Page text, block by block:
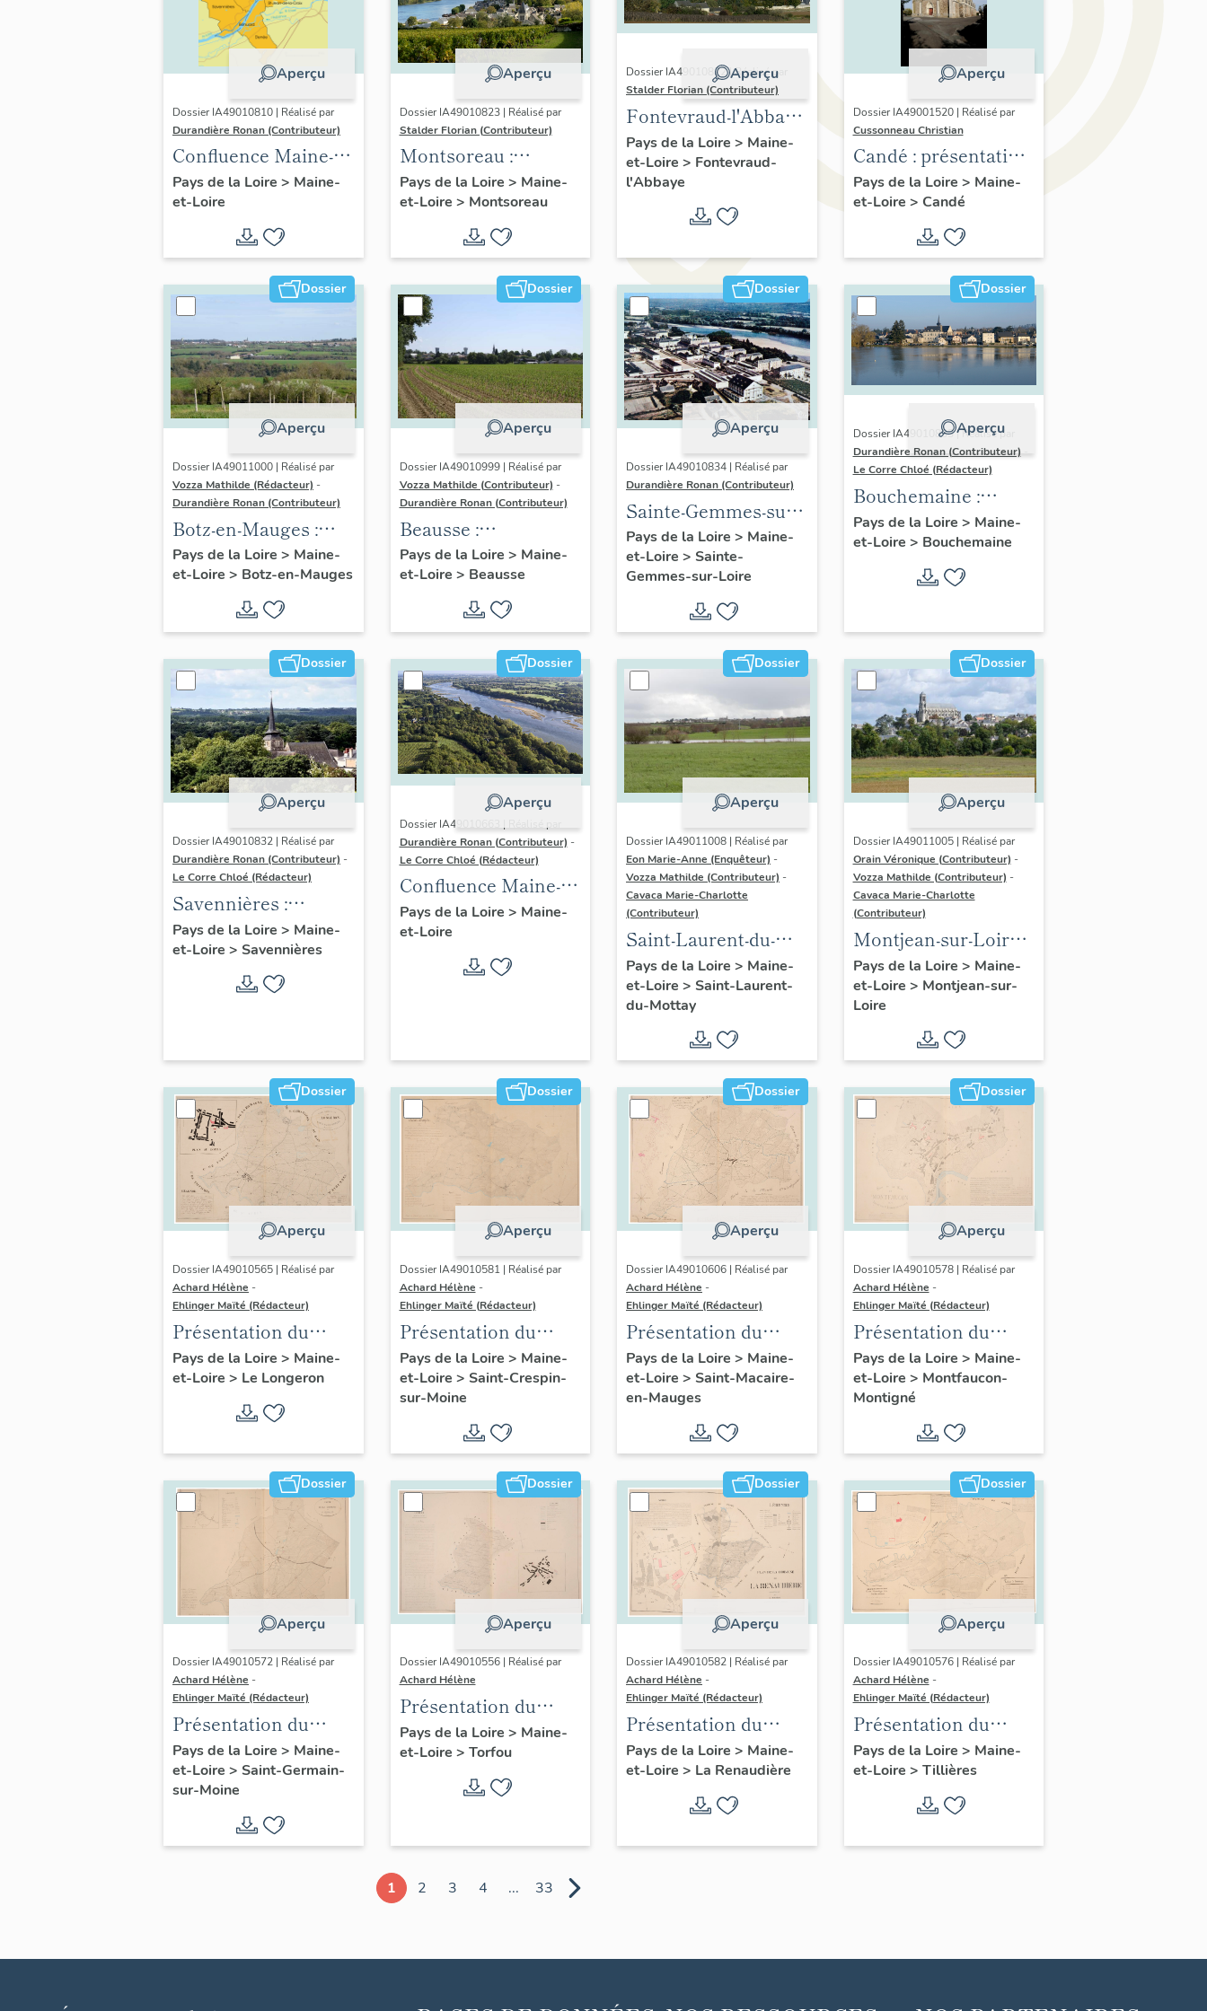
Aperçu
Dossier IA49010810 | Réalisé par
Durandière Ronan (Contributeur)
Confluence Maine-
Loire : présentation
de l'opération
thématique
Pays de la Loire > Maine-
et-Loire
Aperçu
Dossier IA49010823 | Réalisé par
Stalder Florian (Contributeur)
Montsoreau :
présentation de la
commune
Pays de la Loire > Maine-
et-Loire > Montsoreau
Aperçu
Dossier IA49010822 | Réalisé par
Stalder Florian (Contributeur)
Fontevraud-l'Abbaye
: présentation de la
commune
Pays de la Loire > Maine-
et-Loire > Fontevraud-
l'Abbaye
Aperçu
Dossier IA49001520 | Réalisé par
Cussonneau Christian
Candé : présentation
de la commune
Pays de la Loire > Maine-
et-Loire > Candé
Dossier
Aperçu
Dossier IA49011000 | Réalisé par
Vozza Mathilde (Rédacteur) -
Durandière Ronan (Contributeur)
Botz-en-Mauges :
présentation de la
commune
Pays de la Loire > Maine-
et-Loire > Botz-en-Mauges
Dossier
Aperçu
Dossier IA49010999 | Réalisé par
Vozza Mathilde (Contributeur) -
Durandière Ronan (Contributeur)
Beausse :
présentation de la
commune
Pays de la Loire > Maine-
et-Loire > Beausse
Dossier
Aperçu
Dossier IA49010834 | Réalisé par
Durandière Ronan (Contributeur)
Sainte-Gemmes-sur-
Loire : présentation
de la commune
Pays de la Loire > Maine-
et-Loire > Sainte-
Gemmes-sur-Loire
Dossier
Aperçu
Dossier IA49010833 | Réalisé par
Durandière Ronan (Contributeur)
Le Corre Chloé (Rédacteur)
Bouchemaine :
présentation de la
commune
Pays de la Loire > Maine-
et-Loire > Bouchemaine
Dossier
Aperçu
Dossier IA49010832 | Réalisé par
Durandière Ronan (Contributeur) -
Le Corre Chloé (Rédacteur)
Savennières :
présentation de la
commune
Pays de la Loire > Maine-
et-Loire > Savennières
Dossier
Aperçu
Dossier IA49010663 | Réalisé par
Durandière Ronan (Contributeur) -
Le Corre Chloé (Rédacteur)
Confluence Maine-
Loire : présentation
de l'aire d'étude
Pays de la Loire > Maine-
et-Loire
Dossier
Aperçu
Dossier IA49011008 | Réalisé par
Eon Marie-Anne (Enquêteur) -
Vozza Mathilde (Contributeur) -
Cavaca Marie-Charlotte
(Contributeur)
Saint-Laurent-du-
Mottay :
présentation de la
commune
Pays de la Loire > Maine-
et-Loire > Saint-Laurent-
du-Mottay
Dossier
Aperçu
Dossier IA49011005 | Réalisé par
Orain Véronique (Contributeur) -
Vozza Mathilde (Contributeur) -
Cavaca Marie-Charlotte
(Contributeur)
Montjean-sur-Loire :
présentation de la
commune
Pays de la Loire > Maine-
et-Loire > Montjean-sur-
Loire
Dossier
Aperçu
Dossier IA49010565 | Réalisé par
Achard Hélène -
Ehlinger Maïté (Rédacteur)
Présentation du
patrimoine
industriel de la
commune du
Pays de la Loire > Maine-
et-Loire > Le Longeron
Dossier
Aperçu
Dossier IA49010581 | Réalisé par
Achard Hélène -
Ehlinger Maïté (Rédacteur)
Présentation du
patrimoine
industriel de la
commune de Saint-
Crespin-sur-Moine
Pays de la Loire > Maine-
et-Loire > Saint-Crespin-
sur-Moine
Dossier
Aperçu
Dossier IA49010606 | Réalisé par
Achard Hélène -
Ehlinger Maïté (Rédacteur)
Présentation du
patrimoine
industriel de la
commune de Saint-
Macaire-en-Mauges
Pays de la Loire > Maine-
et-Loire > Saint-Macaire-
en-Mauges
Dossier
Aperçu
Dossier IA49010578 | Réalisé par
Achard Hélène -
Ehlinger Maïté (Rédacteur)
Présentation du
patrimoine
industriel de la
commune de
Montfaucon-
Montigné
Pays de la Loire > Maine-
et-Loire > Montfaucon-
Montigné
Dossier
Aperçu
Dossier IA49010572 | Réalisé par
Achard Hélène -
Ehlinger Maïté (Rédacteur)
Présentation du
patrimoine
industriel de la
commune de Saint-
Germain-sur-Moine
Pays de la Loire > Maine-
et-Loire > Saint-Germain-
sur-Moine
Dossier
Aperçu
Dossier IA49010556 | Réalisé par
Achard Hélène
Présentation du
patrimoine
industriel de la
commune de Torfou
Pays de la Loire > Maine-
et-Loire > Torfou
Dossier
Aperçu
Dossier IA49010582 | Réalisé par
Achard Hélène -
Ehlinger Maïté (Rédacteur)
Présentation du
patrimoine
industriel de la
commune de La
Pays de la Loire > Maine-
et-Loire > La Renaudière
Dossier
Aperçu
Dossier IA49010576 | Réalisé par
Achard Hélène -
Ehlinger Maïté (Rédacteur)
Présentation du
patrimoine
industriel de la
commune de
Pays de la Loire > Maine-
et-Loire > Tillières
1 2 3 4 ... 33